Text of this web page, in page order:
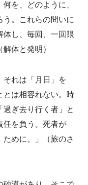
を、どのように、
う。これらの問いに
体し、毎回、一回限
体と発明）
それは「月日」を
とは相容れない。時
ぎ去り行く者」と
任を負う。死者が
ために。」（旅のさ